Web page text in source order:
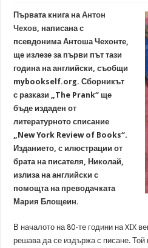
Първата книга наАнтон
Чехов, написана с
псевдонима Антоша Чехонте,
ще излезе за първи път тази
година на английски, съобщи
mybookself.org. Сборникът
с разкази „The Prank“ ще
бъде издаден от
литературното списание
„New York Review of Books“.
Изданието, с илюстрации от
брата на писателя, Николай,
излиза на английски с
помощта на преводачката
Мария Блощеин.
В началото на 80-те години на XIX
решава да се издържа с писане. Той